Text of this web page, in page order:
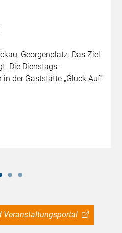
Georgenplatz. Das Ziel
Die Dienstags-
der Gaststätte „Glück Auf“
Veranstaltungsportal